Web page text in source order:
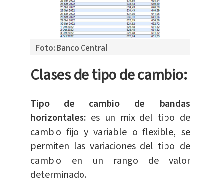
Foto: Banco Central
Clases de tipo de cambio:
Tipo de cambio de bandas
horizontales: es un mix del tipo de
cambio fijo y variable o flexible, se
permiten las variaciones del tipo de
cambio en un rango de valor
determinado.